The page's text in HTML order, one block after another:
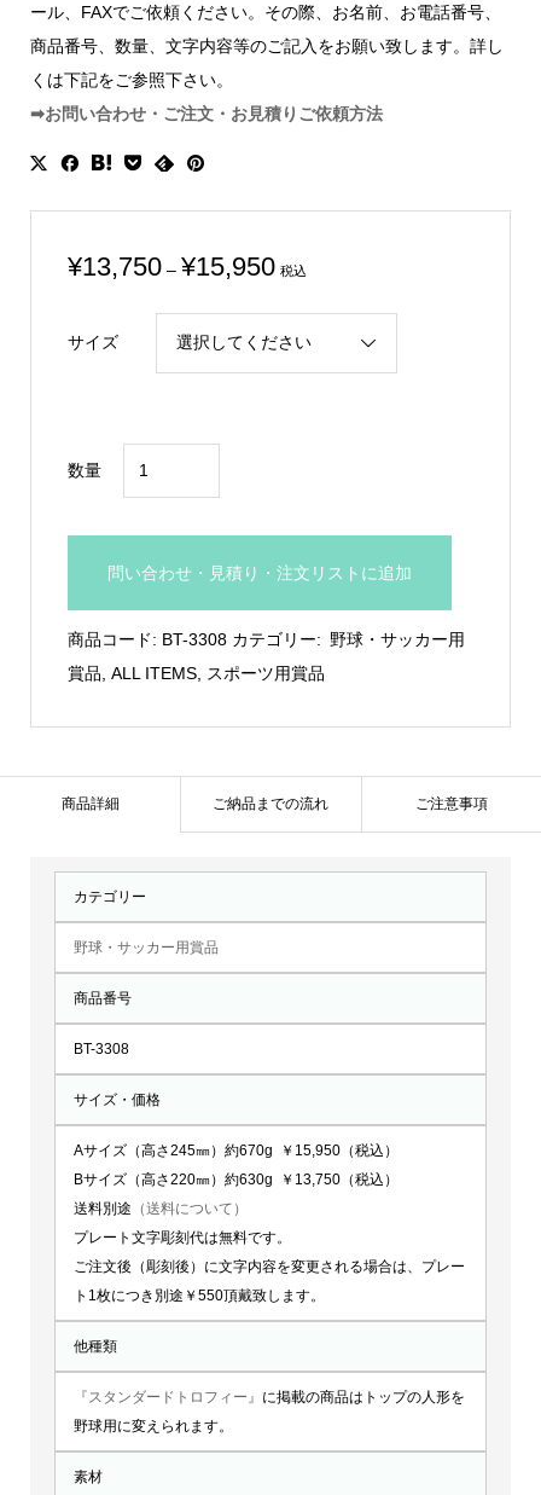
ール、FAXでご依頼ください。その際、お名前、お電話番号、
商品番号、数量、文字内容等のご記入をお願い致します。詳し
くは下記をご参照下さい。
➡お問い合わせ・ご注文・お見積りご依頼方法
¥13,750 – ¥15,950価
税込
サイズ
数量
球
ィ
問い合わせ・見積り・注文リストに追加
商品コード: BT-3308 カテゴリー: 野球・サッカー用
賞品 ALL ITEMS, スポーツ用賞品
商品詳細 ご納品までの流れ ご注意事項
カテゴリー
野球・サッカー用賞品
商品番号
BT-3308
サイズ・価格
Aサイズ（高さ245㎜）約670g ￥15,950（税込）
Bサイズ（高さ220㎜）約630g ￥13,750（税込）
送料別途 （送料について）
プレート文字彫刻代は無料です。
ご注文後（彫刻後）に文字内容を変更される場合は、プレー
ト1枚につき別途￥550頂戴致します。
他種類
『スタンダードトロフィー』 に掲載の商品はトップの人形を
野球用に変えられます。
素材